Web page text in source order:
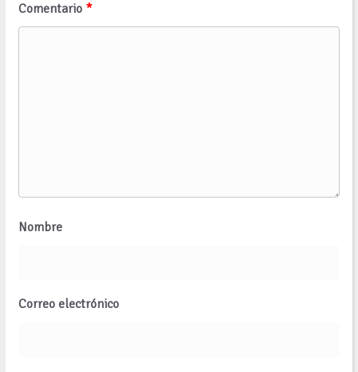
Comentario *
Nombre
Correo electrónico